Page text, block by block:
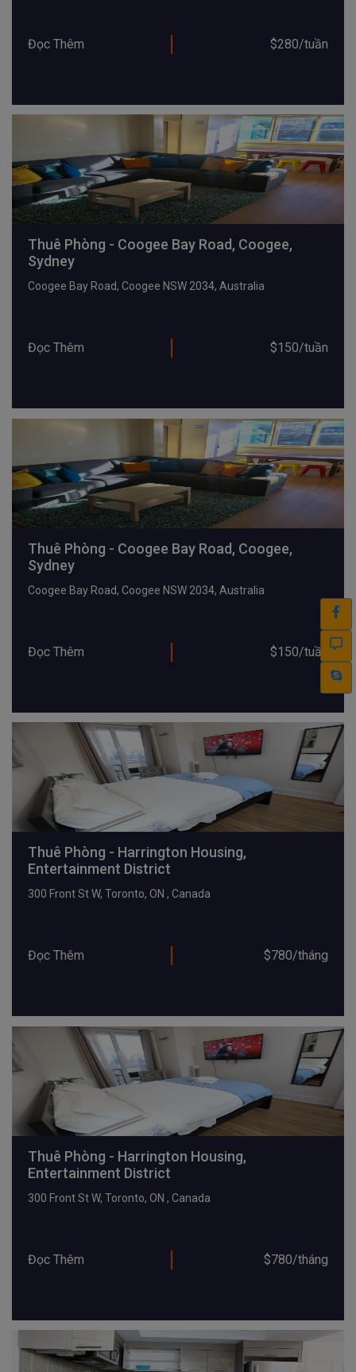
Đọc Thêm $280/tuần
Thuê Phòng - Coogee Bay Road, Coogee,
Sydney
Coogee Bay Road, Coogee NSW 2034, Australia
Đọc Thêm $150/tuần
Thuê Phòng - Coogee Bay Road, Coogee,
Sydney
Coogee Bay Road, Coogee NSW 2034, Australia
Đọc Thêm $150/tuần
Thuê Phòng - Harrington Housing,
Entertainment District
300 Front St W, Toronto, ON , Canada
Đọc Thêm $780/tháng
Thuê Phòng - Harrington Housing,
Entertainment District
300 Front St W, Toronto, ON , Canada
Đọc Thêm $780/tháng